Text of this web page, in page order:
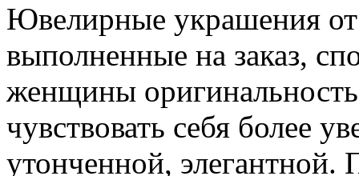
Ювелирные украшения от
выполненные на заказ,
женщины
чувствовать себя более
утонченной, элегантной.